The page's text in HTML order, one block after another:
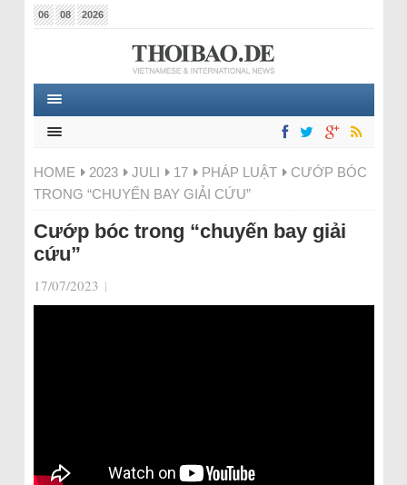
06 08 2026
HOME 2023 JULI 17 PHÁP LUẬT
CƯỚP BÓC
TRONG “CHUYẾN BAY GIẢI CỨU”
Cướp bóc trong “chuyến bay giải
cứu”
17/07/2023 |